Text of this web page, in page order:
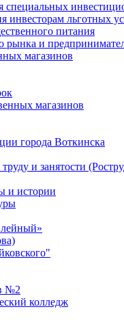
специальных
инвесторам льготных
питания
рынка и
магазинов
магазинов
города Воткинска
и занятости
и истории
№2
колледж